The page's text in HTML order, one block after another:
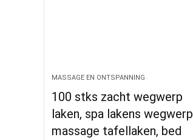
MASSAGE EN ONTSPANNING
100 stks zacht wegwerp
laken, spa lakens wegwerp
massage tafellaken, bed